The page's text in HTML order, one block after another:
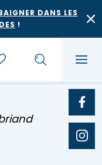
DANS LES
!